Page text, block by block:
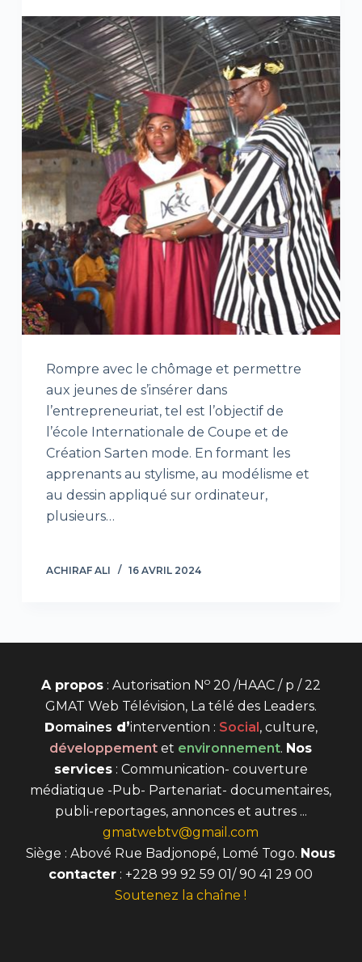
Rompre avec le chômage et permettre
aux jeunes de s’insérer dans
l’entrepreneuriat, tel est l’objectif de
l’école Internationale de Coupe et de
Création Sarten mode. En formant les
apprenants au stylisme, au modélisme et
au dessin appliqué sur ordinateur,
plusieurs…
ACHIRAF ALI 16 AVRIL 2024
A propos: Autorisation N o20 /HAAC / p / 22
GMAT Web Télévision, La télé des Leaders.
Domaines d’intervention : Social , culture,
développement et environnement. Nos
services: Communication- couverture
médiatique -Pub- Partenariat- documentaires,
publi-reportages, annonces et autres ...
gmatwebtv@gmail.com
Siège : Abové Rue Badjonopé, Lomé Togo. Nous
contacter : +228 99 92 59 01/ 90 41 29 00
Soutenez la chaîne !